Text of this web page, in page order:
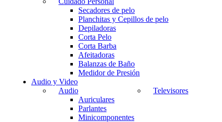
Secadores de pelo
Planchitas y Cepillos de pelo
Depiladoras
Corta Pelo
Corta Barba
Afeitadoras
Balanzas de Baño
Medidor de Presión
Audio y Video
Audio
Auriculares
Parlantes
Minicomponentes
Televisores